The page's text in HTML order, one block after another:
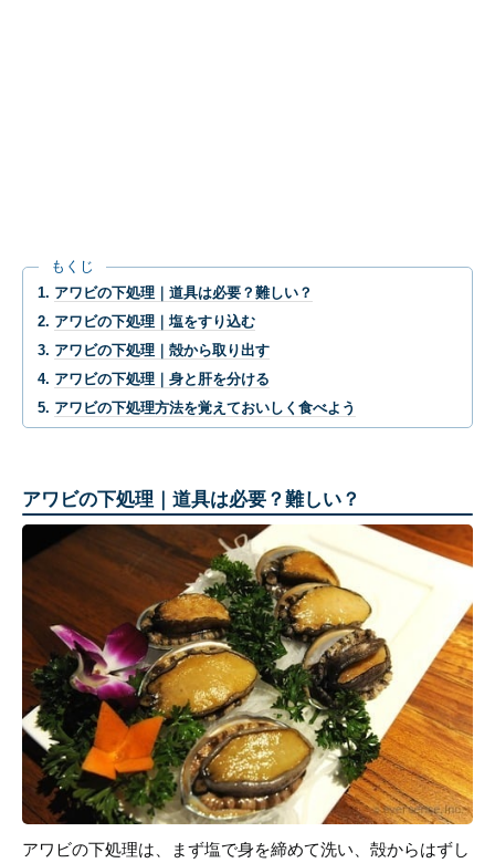
もくじ
アワビの下処理｜道具は必要？難しい？
アワビの下処理｜塩をすり込む
アワビの下処理｜殻から取り出す
アワビの下処理｜身と肝を分ける
アワビの下処理方法を覚えておいしく食べよう
アワビの下処理｜道具は必要？難しい？
アワビの下処理は、まず塩で身を締めて洗い、殻からはずし